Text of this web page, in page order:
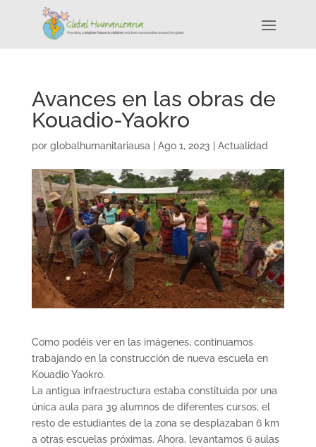
Avances en las obras de
Kouadio-Yaokro
por globalhumanitariausa Ago 1, 2023 Actualidad
Como podéis ver en las imágenes, continuamos
trabajando en la construcción de nueva escuela en
Kouadio Yaokro.
La antigua infraestructura estaba constituida por una
única aula para 39 alumnos de diferentes cursos; el
resto de estudiantes de la zona se desplazaban 6 km
a otras escuelas próximas. Ahora, levantamos 6 aulas